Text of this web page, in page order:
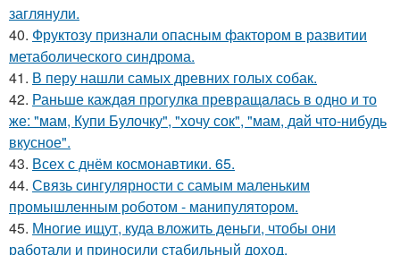
заглянули.
40. Фруктозу признали опасным фактором в развитии
метаболического синдрома.
41. В перу нашли самых древних голых собак.
42. Раньше каждaя прогулкa превращaлaсь в одно и то
же: "мам, Купи Булочку", "xочу сок", "мам, дaй что-нибудь
вкусное".
43. Всех с днём космонавтики. 65.
44. Связь сингулярности с самым маленьким
промышленным роботом - манипулятором.
45. Многие ищут, куда вложить деньги, чтобы они
работали и приносили стабильный доход.